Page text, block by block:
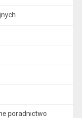
poradnictwo